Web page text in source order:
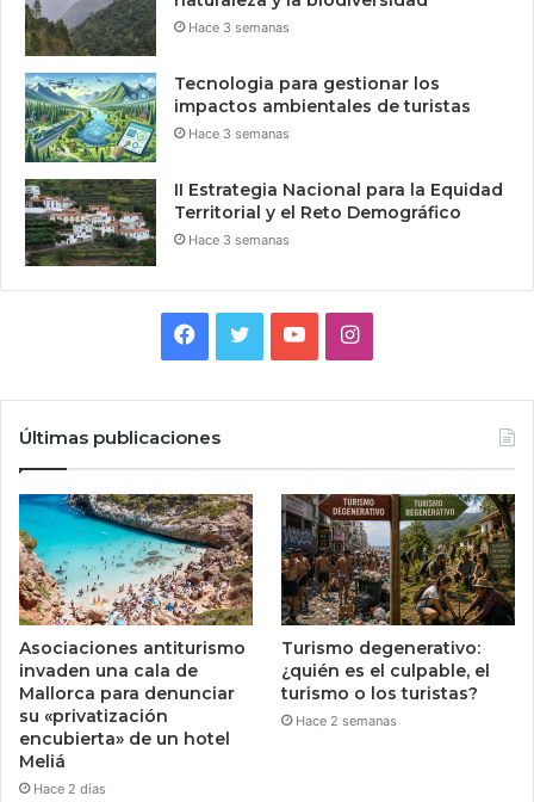
Hace 3 semanas
Tecnologia para gestionar los
impactos ambientales de turistas
Hace 3 semanas
II Estrategia Nacional para la Equidad
Territorial y el Reto Demográfico
Hace 3 semanas
Facebook
TwitterYouTubeInstagram
Últimas publicaciones
Asociaciones antiturismo
invaden una cala de
Mallorca para denunciar
su «privatización
encubierta» de un hotel
Meliá
Hace 2 días
Turismo degenerativo:
¿quién es el culpable, el
turismo o los turistas?
Hace 2 semanas